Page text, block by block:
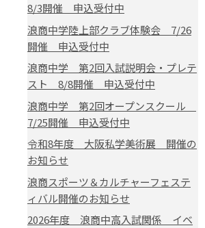
8/3開催 申込受付中
浪商中学陸上部クラブ体験会 7/26
開催 申込受付中
浪商中学 第2回入試説明会・プレテ
スト 8/8開催 申込受付中
浪商中学 第2回オープンスクール
7/25開催 申込受付中
令和8年度 大阪私学美術展 開催の
お知らせ
浪商スポーツ＆カルチャーフェステ
ィバル開催のお知らせ
2026年度 浪商中高入試関係 イベ